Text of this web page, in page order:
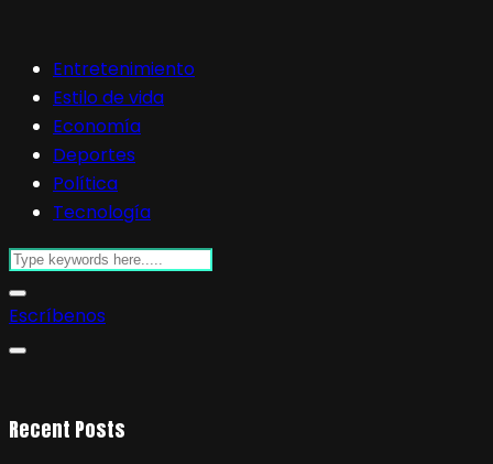
Entretenimiento
Estilo de vida
Economía
Deportes
Política
Tecnología
Escríbenos
Recent Posts